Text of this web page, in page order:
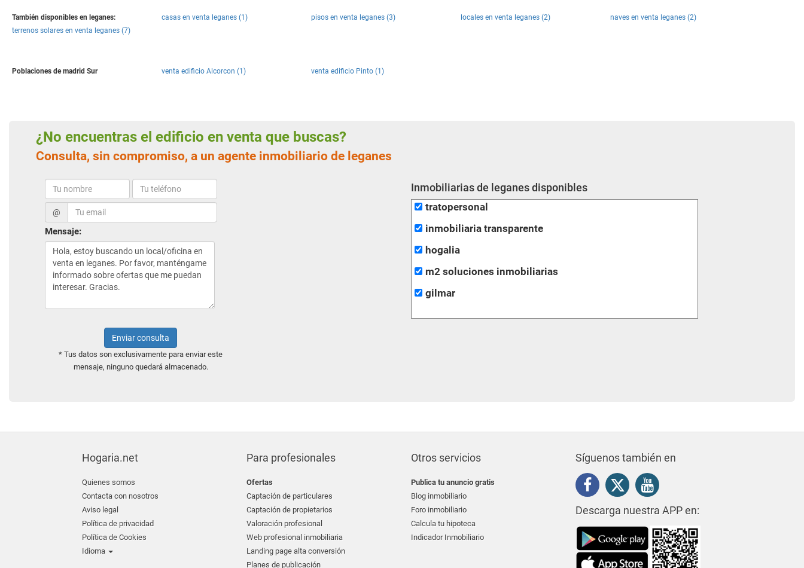
También disponibles en leganes: casas en venta leganes (1) pisos en venta leganes (3) locales en venta leganes (2)
naves en venta leganes (2)
terrenos solares en venta leganes (7)
Poblaciones de madrid Sur venta edificio Alcorcon (1) venta edificio Pinto (1)
¿No encuentras el edificio en venta que buscas?
Consulta, sin compromiso, a un agente inmobiliario de leganes
@
Mensaje:
Enviar consulta
* Tus datos son exclusivamente para enviar este
mensaje, ninguno quedará almacenado.
Inmobiliarias de leganes disponibles
tratopersonal
inmobiliaria transparente
hogalia
m2 soluciones inmobiliarias
gilmar
Hogaria.net
Quienes somos
Contacta con nosotros
Aviso legal
Política de privacidad
Política de Cookies
Idioma
Para profesionales
Ofertas
Captación de particulares
Captación de propietarios
Valoración profesional
Web profesional inmobiliaria
Landing page alta conversión
Planes de publicación
Otros servicios
Publica tu anuncio gratis
Blog inmobiliario
Foro inmobiliario
Calcula tu hipoteca
Indicador Inmobiliario
Síguenos también en
Descarga nuestra APP en: